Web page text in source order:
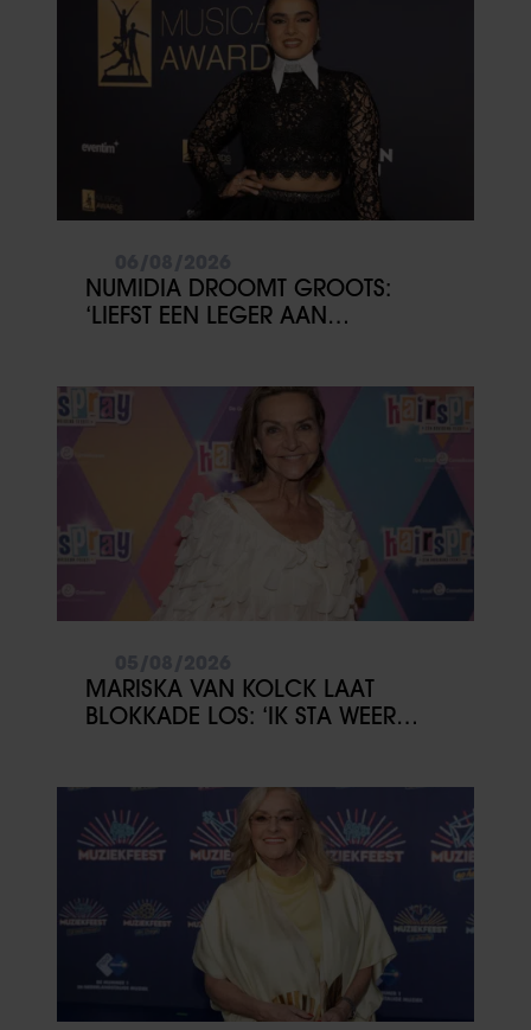
NUMIDIA DROOMT GROOTS:
‘LIEFST EEN LEGER AAN
MARISKA VAN KOLCK LAAT
BLOKKADE LOS: ‘IK STA WEER